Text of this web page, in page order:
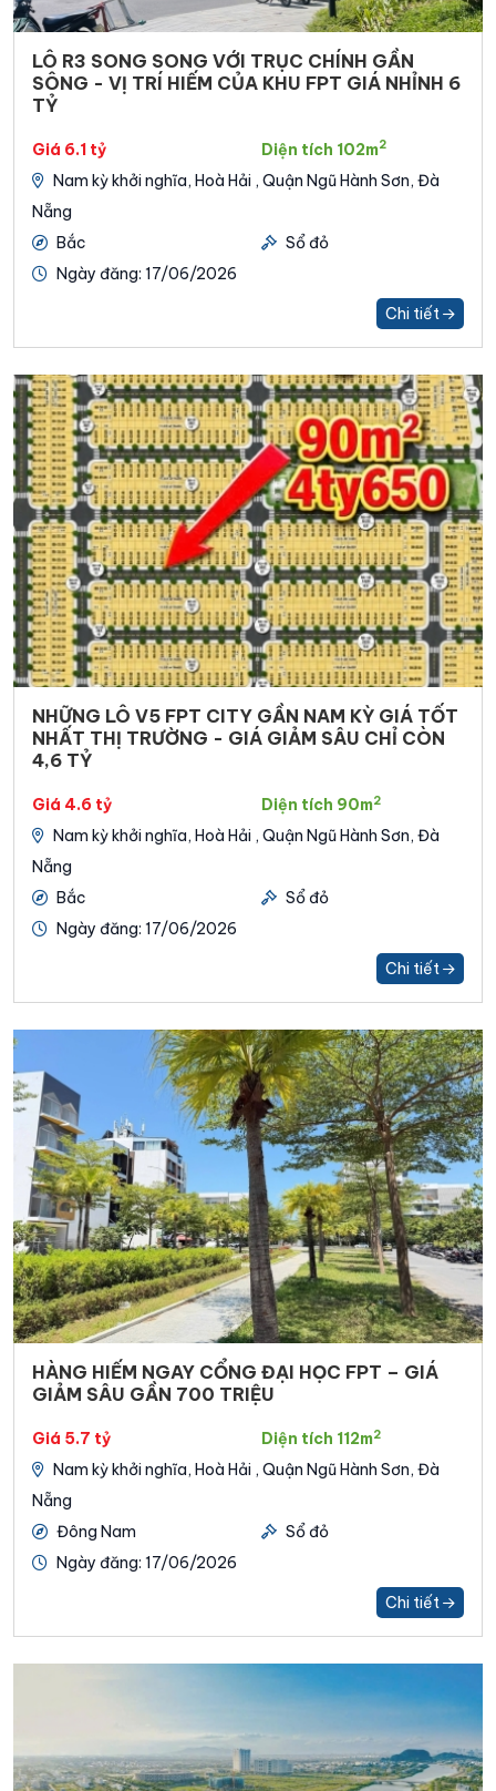
LÔ R3 SONG SONG VỚI TRỤC CHÍNH GẦN
SÔNG - VỊ TRÍ HIẾM CỦA KHU FPT GIÁ NHỈNH 6
TỶ
Giá 6.1 tỷ Diện tích 102m2
Nam kỳ khởi nghĩa, Hoà Hải , Quận Ngũ Hành Sơn, Đà
Nẵng
Bắc
Sổ đỏ
Ngày đăng: 17/06/2026
Chi tiết
NHỮNG LÔ V5 FPT CITY GẦN NAM KỲ GIÁ TỐT
NHẤT THỊ TRƯỜNG - GIÁ GIẢM SÂU CHỈ CÒN
4,6 TỶ
Giá 4.6 tỷ Diện tích 90m2
Nam kỳ khởi nghĩa, Hoà Hải , Quận Ngũ Hành Sơn, Đà
Nẵng
Bắc
Sổ đỏ
Ngày đăng: 17/06/2026
Chi tiết
HÀNG HIẾM NGAY CỔNG ĐẠI HỌC FPT – GIÁ
GIẢM SÂU GẦN 700 TRIỆU
Giá 5.7 tỷ Diện tích 112m2
Nam kỳ khởi nghĩa, Hoà Hải , Quận Ngũ Hành Sơn, Đà
Nẵng
Đông Nam
Sổ đỏ
Ngày đăng: 17/06/2026
Chi tiết
NHẬN BÁO GIÁ FPT MỚI NHẤT
Nhận thêm thông tin về giá bán Căn Hộ Và Đất NềnFPT
giá tốt
tại FPT Đà Nẵng. Nhận Mua Bán Ký GửiĐẤT NỀN,CĂN HỘ
FPT PLAZA
1 ,2,3TẠI ĐÂY!
( Đã hỗ trợ hơn1.500 khách hàngtìm được sản
phẩm phù hợp tại Đà Nẵng )